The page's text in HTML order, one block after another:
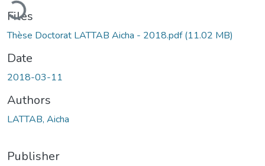
Loading...
Files
Thèse Doctorat LATTAB Aicha - 2018.pdf(11.02 MB)
Date
2018-03-11
Authors
LATTAB, Aicha
Publisher